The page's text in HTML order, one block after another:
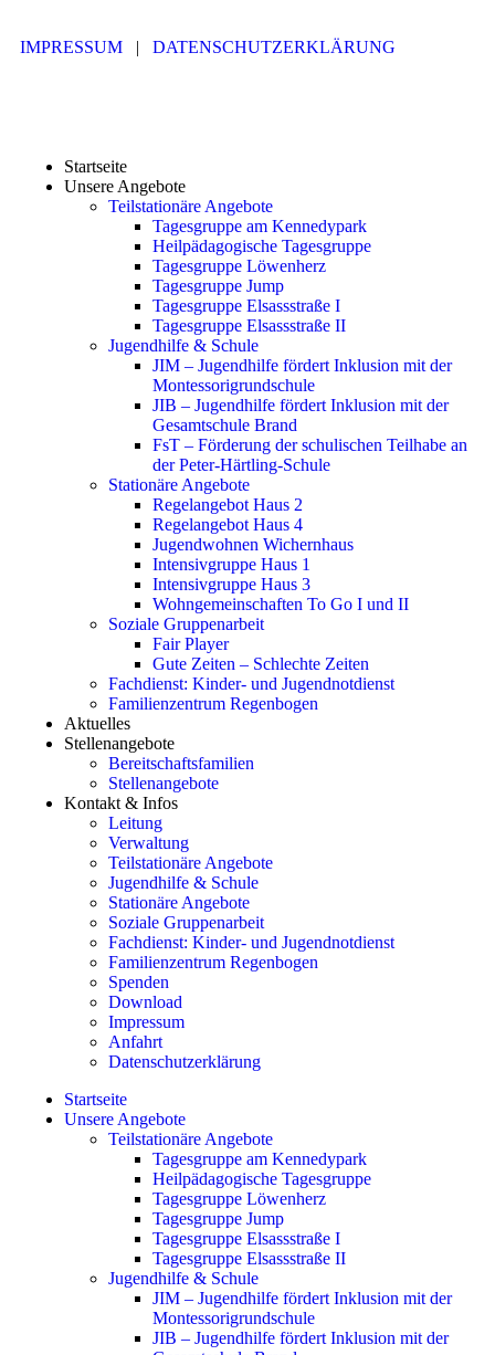
IMPRESSUM | DATENSCHUTZERKLÄRUNG
Startseite
Unsere Angebote
Teilstationäre Angebote
Tagesgruppe am Kennedypark
Heilpädagogische Tagesgruppe
Tagesgruppe Löwenherz
Tagesgruppe Jump
Tagesgruppe Elsassstraße I
Tagesgruppe Elsassstraße II
Jugendhilfe & Schule
JIM – Jugendhilfe fördert Inklusion mit der
Montessorigrundschule
JIB – Jugendhilfe fördert Inklusion mit der
Gesamtschule Brand
FsT – Förderung der schulischen Teilhabe an
der Peter-Härtling-Schule
Stationäre Angebote
Regelangebot Haus 2
Regelangebot Haus 4
Jugendwohnen Wichernhaus
Intensivgruppe Haus 1
Intensivgruppe Haus 3
Wohngemeinschaften To Go I und II
Soziale Gruppenarbeit
Fair Player
Gute Zeiten – Schlechte Zeiten
Fachdienst: Kinder- und Jugendnotdienst
Familienzentrum Regenbogen
Aktuelles
Stellenangebote
Bereitschaftsfamilien
Stellenangebote
Kontakt & Infos
Leitung
Verwaltung
Teilstationäre Angebote
Jugendhilfe & Schule
Stationäre Angebote
Soziale Gruppenarbeit
Fachdienst: Kinder- und Jugendnotdienst
Familienzentrum Regenbogen
Spenden
Download
Impressum
Anfahrt
Datenschutzerklärung
Startseite
Unsere Angebote
Teilstationäre Angebote
Tagesgruppe am Kennedypark
Heilpädagogische Tagesgruppe
Tagesgruppe Löwenherz
Tagesgruppe Jump
Tagesgruppe Elsassstraße I
Tagesgruppe Elsassstraße II
Jugendhilfe & Schule
JIM – Jugendhilfe fördert Inklusion mit der
Montessorigrundschule
JIB – Jugendhilfe fördert Inklusion mit der